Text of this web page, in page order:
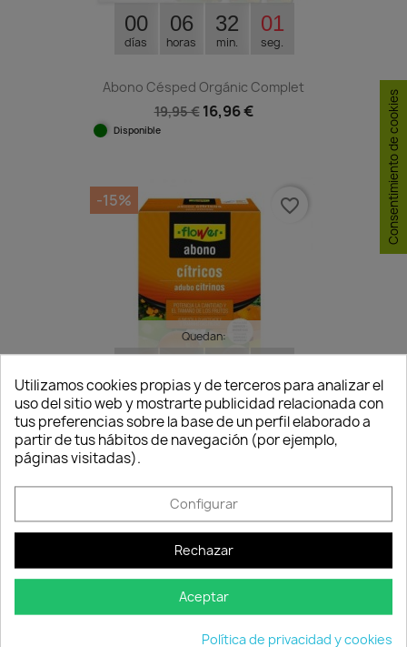
00
días
06
horas
32
min.
00
seg.
Abono Césped Orgánic Complet
19,95 € 16,96 €
Disponible
Quedan:
días horas min. seg.
Abono Cítricos
-15% favorite_border
Utilizamos cookies propias y de terceros para analizar el
uso del sitio web y mostrarte publicidad relacionada con
tus preferencias sobre la base de un perfil elaborado a
partir de tus hábitos de navegación (por ejemplo,
páginas visitadas).
Configurar
Rechazar
Aceptar
Política de privacidad y cookies
Consentimiento de cookies